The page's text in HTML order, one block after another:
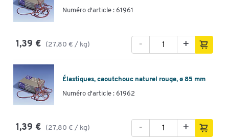
Numéro d'article : 61961
1,39 € (27,80 € / kg) +
-
Élastiques, caoutchouc naturel rouge, ø 85 mm
Numéro d'article : 61962
1,39 € (27,80 € / kg) +
-